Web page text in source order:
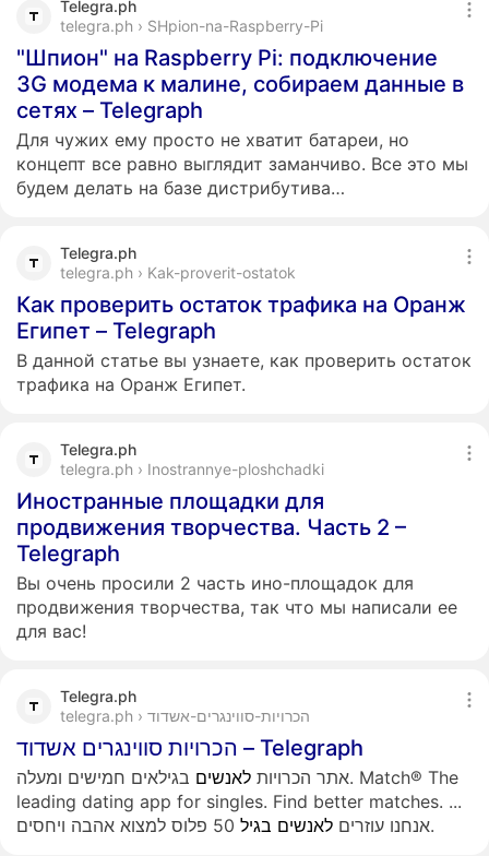
Telegra.ph
telegra.ph › SHpion-na-Raspberry-Pi
"Шпион" на Raspberry Pi: подключение
3G модема к малине, собираем данные в
сетях – Telegraph
Для чужих ему просто не хватит батареи, но
концепт все равно выглядит заманчиво. Все это мы
будем делать на базе дистрибутива…
Telegra.ph
telegra.ph › Kak-proverit-ostatok
Как проверить остаток трафика на Оранж
Египет – Telegraph
В данной статье вы узнаете, как проверить остаток
трафика на Оранж Египет.
Telegra.ph
telegra.ph › Inostrannye-ploshchadki
Иностранные площадки для
продвижения творчества. Часть 2 –
Telegraph
Вы очень просили 2 часть ино-площадок для
продвижения творчества, так что мы написали ее
для вас!
Telegra.ph
telegra.ph › הכרויות-סווינגרים-אשדוד
הכרויות סווינגרים אשדוד – Telegraph
אתר הכרויות לאנשים בגילאים חמישים ומעלה. Match® The
leading dating app for singles. Find better matches. ...
אנחנו עוזרים לאנשים בגיל 50 פלוס למצוא אהבה ויחסים.